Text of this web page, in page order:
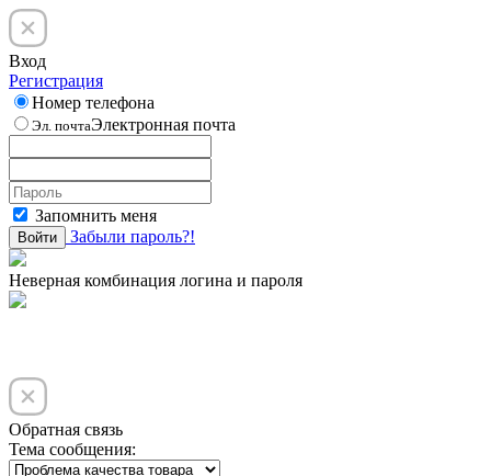
Вход
Регистрация
Номер телефона
Эл. почтаЭлектронная почта
Запомнить меня
Войти Забыли пароль?!
Неверная комбинация логина и пароля
Обратная связь
Тема сообщения: